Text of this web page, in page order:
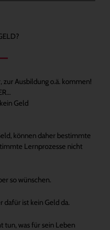
Ausbildung o.ä. kommen!
Geld
können daher bestimmte
Lernprozesse nicht
so wünschen.
dafür ist kein Geld da.
tun, was für sein Leben